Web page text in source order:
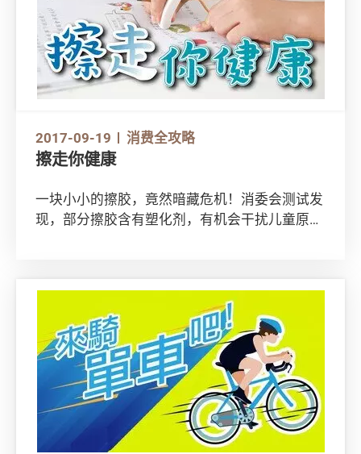
2017-09-19 消费全攻略
擦走你健康
一块小小的擦胶，竟然暗藏危机！消委会测试发
现，部分擦胶含有塑化剂，有机会干扰儿童原有